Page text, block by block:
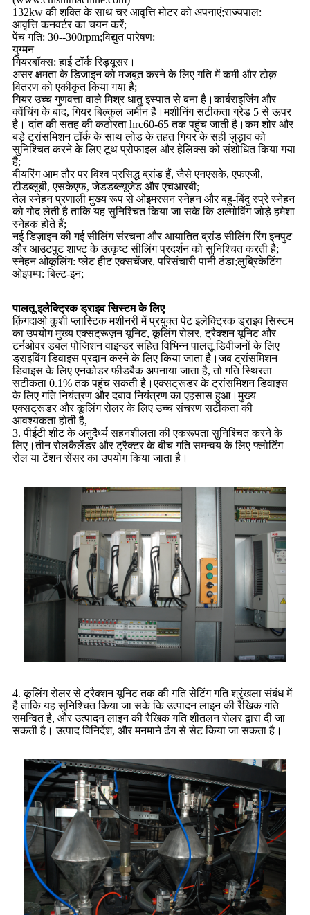
132kw की शक्ति के साथ चर आवृत्ति मोटर को अपनाएं;राज्यपाल:
आवृत्ति कनवर्टर का चयन करें;
पेंच गति: 30--300rpm;विद्युत पारेषण:
युग्मन
गियरबॉक्स: हाई टॉर्क रिड्यूसर।
असर क्षमता के डिजाइन को मजबूत करने के लिए गति में कमी और टोक़
वितरण को एकीकृत किया गया है;
गियर उच्च गुणवत्ता वाले मिश्र धातु इस्पात से बना है।कार्बराइजिंग और
क्वेंचिंग के बाद, गियर बिल्कुल जमीन है।मशीनिंग सटीकता ग्रेड 5 से ऊपर
है। दांत की सतह की कठोरता hrc60-65 तक पहुंच जाती है।कम शोर और
बड़े ट्रांसमिशन टॉर्क के साथ लोड के तहत गियर के सही जुड़ाव को
सुनिश्चित करने के लिए टूथ प्रोफाइल और हेलिक्स को संशोधित किया गया
है;
बीयरिंग आम तौर पर विश्व प्रसिद्ध ब्रांड हैं, जैसे एनएसके, एफएजी,
टीडब्लूबी, एसकेएफ, जेडडब्ल्यूजेड और एचआरबी;
तेल स्नेहन प्रणाली मुख्य रूप से ओइमरसन स्नेहन और बहु-बिंदु स्प्रे स्नेहन
को गोद लेती है ताकि यह सुनिश्चित किया जा सके कि अल्मोविंग जोड़े हमेशा
स्नेहक होते हैं;
नई डिज़ाइन की गई सीलिंग संरचना और आयातित ब्रांड सीलिंग रिंग इनपुट
और आउटपुट शाफ्ट के उत्कृष्ट सीलिंग प्रदर्शन को सुनिश्चित करती है;
स्नेहन ओकूलिंग: प्लेट हीट एक्सचेंजर, परिसंचारी पानी ठंडा;लुब्रिकेटिंग
ओइपम्प: बिल्ट-इन;
पालतू इलेक्ट्रिक ड्राइव सिस्टम के लिए
क़िंगदाओ कुशी प्लास्टिक मशीनरी में प्रयुक्त पेट इलेक्ट्रिक ड्राइव सिस्टम
का उपयोग मुख्य एक्सट्रूज़न यूनिट, कूलिंग रोलर, ट्रैक्शन यूनिट और
टर्नओवर डबल पोजिशन वाइन्डर सहित विभिन्न पालतू डिवीजनों के लिए
ड्राइविंग डिवाइस प्रदान करने के लिए किया जाता है।जब ट्रांसमिशन
डिवाइस के लिए एनकोडर फीडबैक अपनाया जाता है, तो गति स्थिरता
सटीकता 0.1% तक पहुंच सकती है।एक्सट्रूडर के ट्रांसमिशन डिवाइस
के लिए गति नियंत्रण और दबाव नियंत्रण का एहसास हुआ।मुख्य
एक्सट्रूडर और कूलिंग रोलर के लिए उच्च संचरण सटीकता की
आवश्यकता होती है,
3. पीईटी शीट के अनुदैर्ध्य सहनशीलता की एकरूपता सुनिश्चित करने के
लिए।तीन रोलकैलेंडर और ट्रैक्टर के बीच गति समन्वय के लिए फ्लोटिंग
रोल या टेंशन सेंसर का उपयोग किया जाता है।
4. कूलिंग रोलर से ट्रैक्शन यूनिट तक की गति सेटिंग गति श्रृंखला संबंध में
है ताकि यह सुनिश्चित किया जा सके कि उत्पादन लाइन की रैखिक गति
समन्वित है, और उत्पादन लाइन की रैखिक गति शीतलन रोलर द्वारा दी जा
सकती है। उत्पाद विनिर्देश, और मनमाने ढंग से सेट किया जा सकता है।